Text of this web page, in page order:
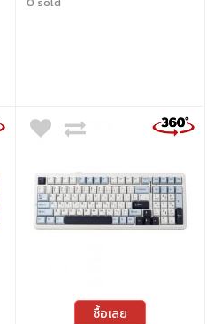
Cable : USB-C to USB-A cable | Hot
ซื้อเลย